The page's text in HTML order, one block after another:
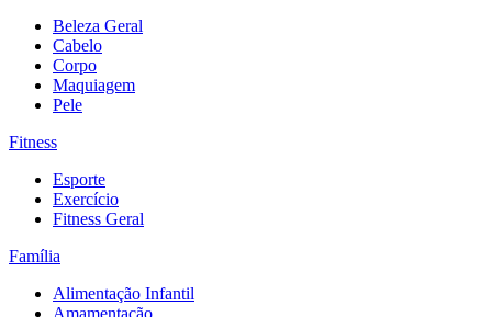
Beleza Geral
Cabelo
Corpo
Maquiagem
Pele
Fitness
Esporte
Exercício
Fitness Geral
Família
Alimentação Infantil